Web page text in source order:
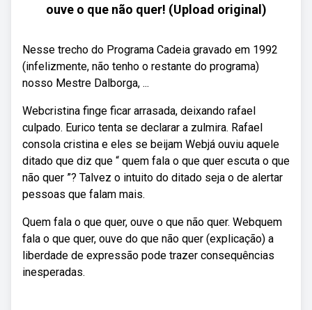
ouve o que não quer! (Upload original)
Nesse trecho do Programa Cadeia gravado em 1992
(infelizmente, não tenho o restante do programa)
nosso Mestre Dalborga, ...
Webcristina finge ficar arrasada, deixando rafael
culpado. Eurico tenta se declarar a zulmira. Rafael
consola cristina e eles se beijam Webjá ouviu aquele
ditado que diz que “ quem fala o que quer escuta o que
não quer ”? Talvez o intuito do ditado seja o de alertar
pessoas que falam mais.
Quem fala o que quer, ouve o que não quer. Webquem
fala o que quer, ouve do que não quer (explicação) a
liberdade de expressão pode trazer consequências
inesperadas.